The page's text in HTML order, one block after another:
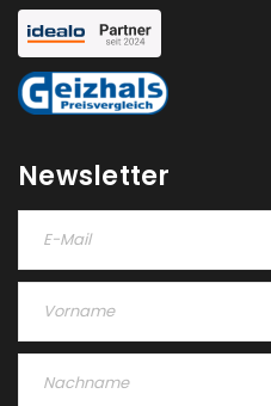
Ja, ich möchte ein
akzeptiere die
REGISTRIEREN
Newsletter